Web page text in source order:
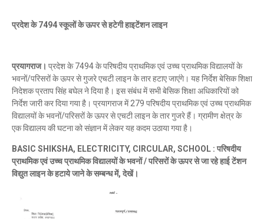
प्रदेश के 7494 स्कूलों के ऊपर से हटेगी हाइटेंशन लाइन
प्रयागराज। प्रदेश के 7494 के परिषदीय प्राथमिक एवं उच्च प्राथमिक विद्यालयों के
भवनों/परिसरों के ऊपर से गुजरे एचटी लाइन के तार हटाए जाएंगे। यह निर्देश बेसिक शिक्षा
निदेशक प्रताप सिंह बघेल ने दिया है। इस संबंध में सभी बेसिक शिक्षा अधिकारियों को
निर्देश जारी कर दिया गया है। प्रयागराज में 279 परिषदीय प्राथमिक एवं उच्च प्राथमिक
विद्यालयों के भवनों/परिसरों के ऊपर से एचटी लाइन के तार गुजरे हैं। ग्रामीण क्षेत्र के
एक विद्यालय की घटना को संज्ञान में लेकर यह कदम उठाया गया है।
BASIC SHIKSHA, ELECTRICITY, CIRCULAR, SCHOOL : परिषदीय
प्राथमिक एवं उच्च प्राथमिक विद्यालयों के भवनों / परिसरों के ऊपर से जा रहे हाई टेंशन
विद्युत लाइन के हटाये जाने के सम्बन्ध में, देखें।